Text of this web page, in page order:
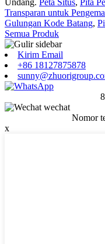
Undang. Peta Situs, Pita
Transparan untuk
Gulungan Kode Batang,
Semua Produk
Kirim Email
+86 18127875878
Nomor
x